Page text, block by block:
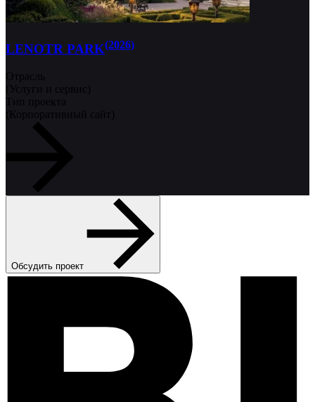
LENOTR PARK(2026)
Отрасль
(Услуги и сервис)
Тип проекта
(Корпоративный сайт)
Обсудить проект